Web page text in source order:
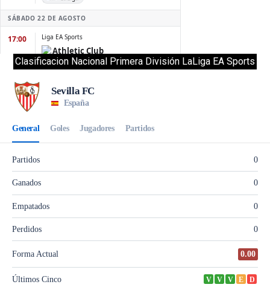
Clasificacion Nacional Primera División LaLiga EA Sports